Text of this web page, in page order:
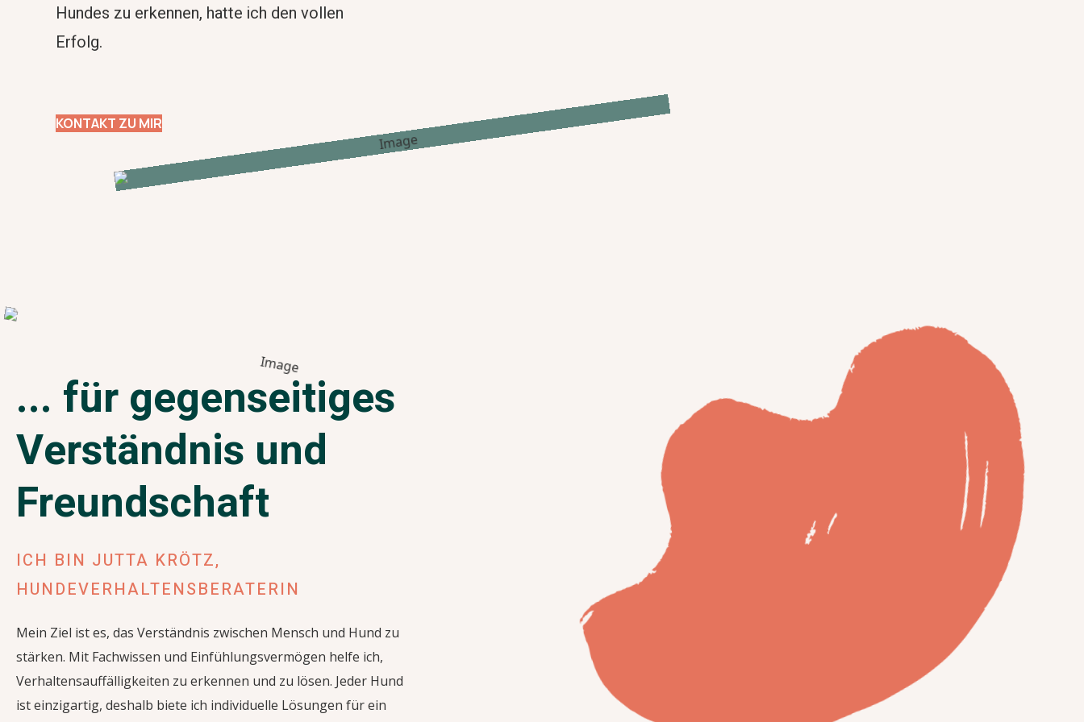
Hundes zu erkennen, hatte ich den vollen
Erfolg.
KONTAKT ZU MIR
... für gegenseitiges
Verständnis und
Freundschaft
ICH BIN JUTTA KRÖTZ,
HUNDEVERHALTENSBERATERIN
Mein Ziel ist es, das Verständnis zwischen Mensch und Hund zu
stärken. Mit Fachwissen und Einfühlungsvermögen helfe ich,
Verhaltensauffälligkeiten zu erkennen und zu lösen. Jeder Hund
ist einzigartig, deshalb biete ich individuelle Lösungen für ein